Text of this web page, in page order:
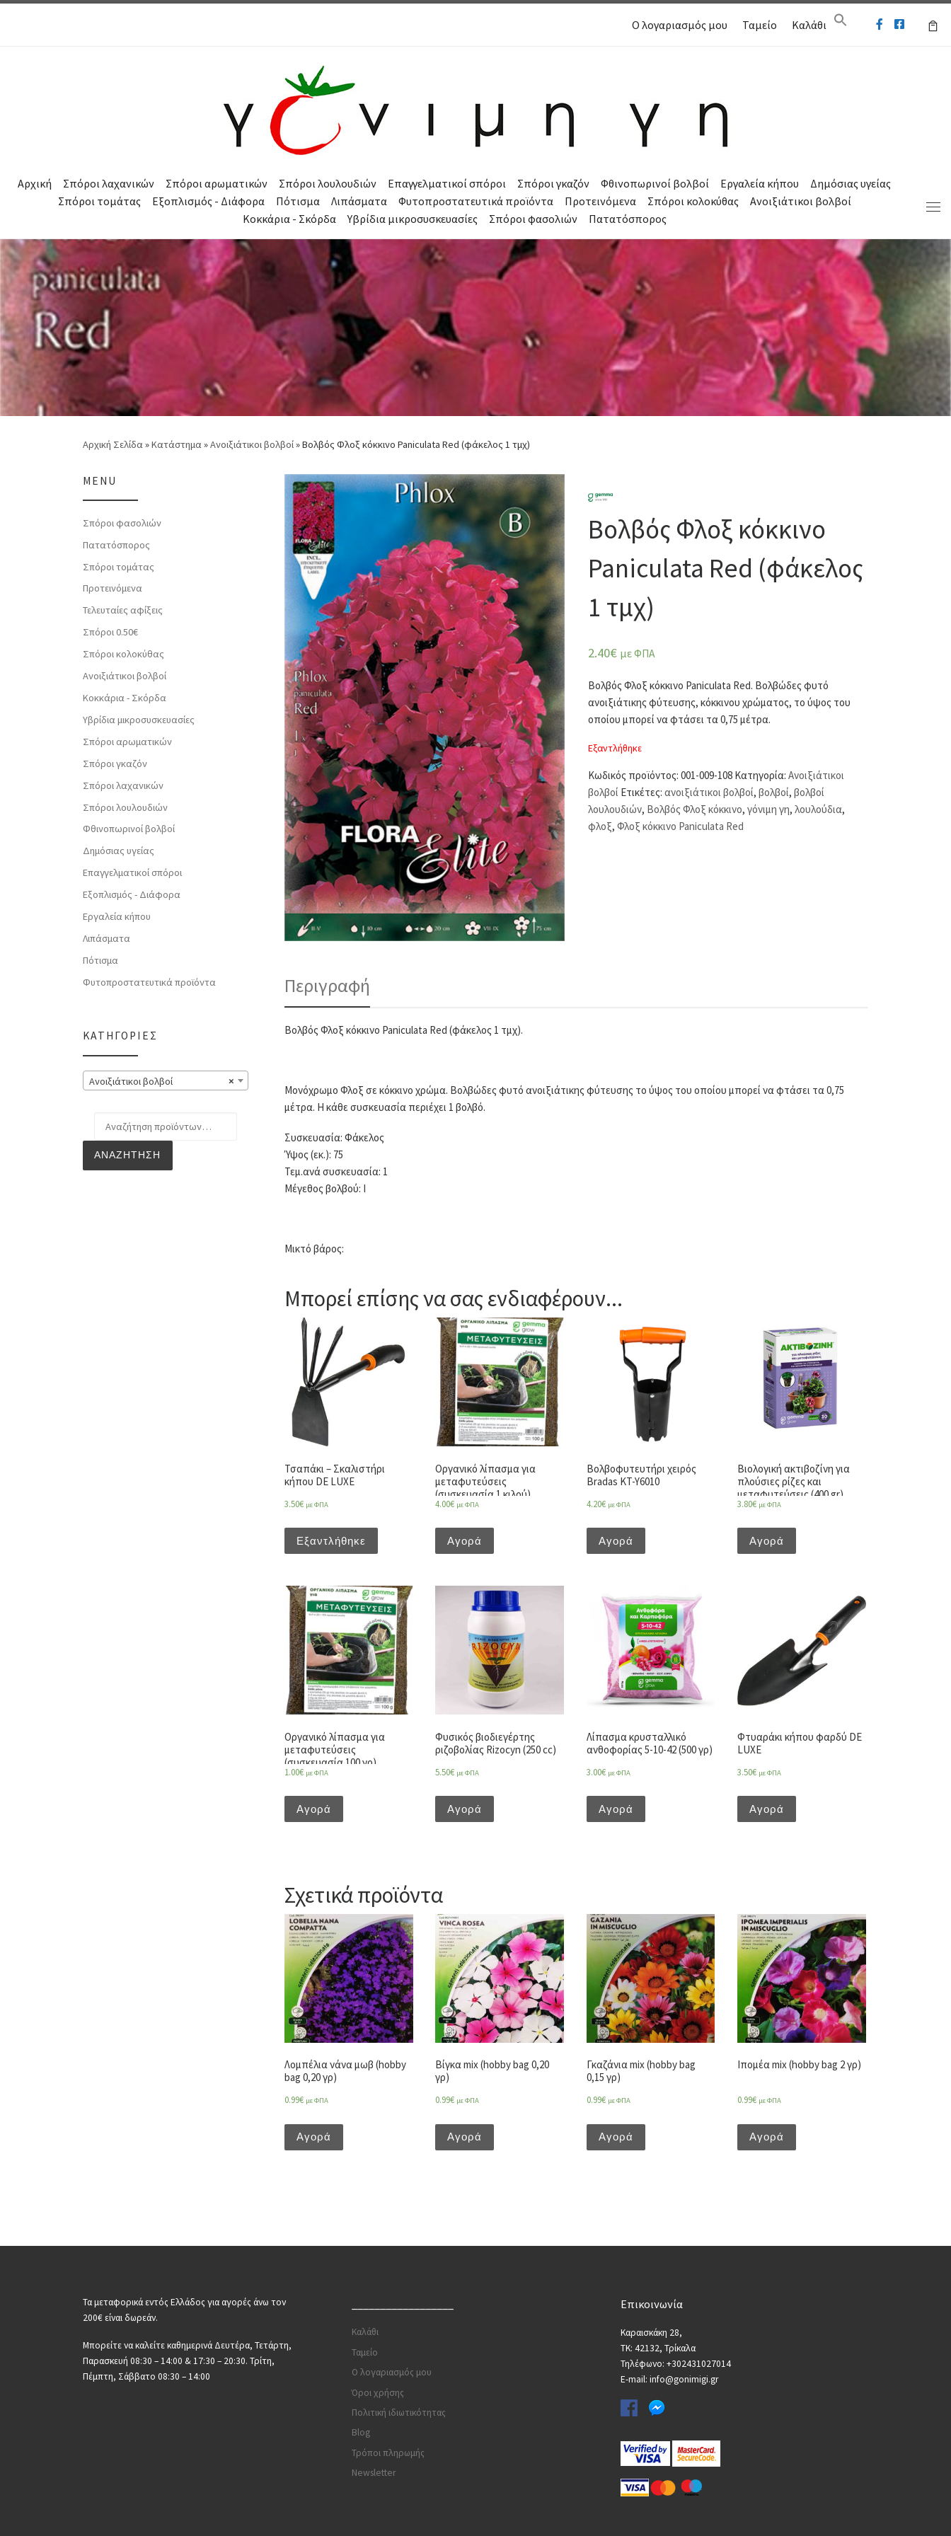
Ο λογαριασμός μου Ταμείο Καλάθι
Αρχική Σπόροι λαχανικών Σπόροι αρωματικών Σπόροι λουλουδιών Επαγγελματικοί σπόροι Σπόροι γκαζόν Φθινοπωρινοί βολβοί Εργαλεία κήπου
Δημόσιας υγείας
Σπόροι τομάτας
Εξοπλισμός - Διάφορα Πότισμα Λιπάσματα Φυτοπροστατευτικά προϊόντα Προτεινόμενα Σπόροι κολοκύθας
Ανοιξιάτικοι βολβοί
Κοκκάρια - Σκόρδα
Υβρίδια μικροσυσκευασίες Σπόροι φασολιών Πατατόσπορος
Αρχική Σελίδα »Κατάστημα »Ανοιξιάτικοι βολβοί»Βολβός Φλοξ κόκκινο Paniculata Red (φάκελος 1 τμχ)
Βολβός Φλοξ κόκκινο
Paniculata Red (φάκελος
1 τμχ)
2.40€ με ΦΠΑ
Βολβός Φλοξ κόκκινο Paniculata Red. Βολβώδες φυτό
ανοιξιάτικης φύτευσης, κόκκινου χρώματος, το ύψος του
οποίου μπορεί να φτάσει τα 0,75 μέτρα.
Εξαντλήθηκε
Κωδικός προϊόντος: 001-009-108 Κατηγορία: Ανοιξιάτικοι
βολβοί Ετικέτες: ανοιξιάτικοι βολβοί, βολβοί, βολβοί
λουλουδιών, Βολβός Φλοξ κόκκινο, γόνιμη γη, λουλούδια,
φλοξ, Φλοξ κόκκινο Paniculata Red
Περιγραφή
Βολβός Φλοξ κόκκινο Paniculata Red (φάκελος 1 τμχ).
Μονόχρωμο Φλοξ σε κόκκινο χρώμα. Βολβώδες φυτό ανοιξιάτικης φύτευσης το ύψος του οποίου μπορεί να φτάσει τα 0,75
μέτρα. Η κάθε συσκευασία περιέχει 1 βολβό.
Συσκευασία: Φάκελος
Ύψος (εκ.): 75
Τεμ.ανά συσκευασία: 1
Μέγεθος βολβού: I
Μικτό βάρος:
Μπορεί επίσης να σας ενδιαφέρουν...
Τσαπάκι – Σκαλιστήρι
κήπου DE LUXE
3.50€ με ΦΠΑ
Εξαντλήθηκε
Οργανικό λίπασμα για
μεταφυτεύσεις
(συσκευασία 1 κιλού)
4.00€ με ΦΠΑ
Αγορά
Βολβοφυτευτήρι χειρός
Bradas KT-Y6010
4.20€ με ΦΠΑ
Αγορά
Βιολογική ακτιβοζίνη για
πλούσιες ρίζες και
μεταφυτεύσεις (400 gr)
3.80€ με ΦΠΑ
Αγορά
Οργανικό λίπασμα για
μεταφυτεύσεις
(συσκευασία 100 γρ)
1.00€ με ΦΠΑ
Αγορά
Φυσικός βιοδιεγέρτης
ριζοβολίας Rizocyn (250 cc)
5.50€ με ΦΠΑ
Αγορά
Λίπασμα κρυσταλλικό
ανθοφορίας 5-10-42 (500 γρ)
3.00€ με ΦΠΑ
Αγορά
Φτυαράκι κήπου φαρδύ DE
LUXE
3.50€ με ΦΠΑ
Αγορά
Σχετικά προϊόντα
Λομπέλια νάνα μωβ (hobby
bag 0,20 γρ)
0.99€ με ΦΠΑ
Αγορά
Βίγκα mix (hobby bag 0,20
γρ)
0.99€ με ΦΠΑ
Αγορά
Γκαζάνια mix (hobby bag
0,15 γρ)
0.99€ με ΦΠΑ
Αγορά
Ιπομέα mix (hobby bag 2 γρ)
0.99€ με ΦΠΑ
Αγορά
MENU
Σπόροι φασολιών
Πατατόσπορος
Σπόροι τομάτας
Προτεινόμενα
Τελευταίες αφίξεις
Σπόροι 0.50€
Σπόροι κολοκύθας
Ανοιξιάτικοι βολβοί
Κοκκάρια - Σκόρδα
Υβρίδια μικροσυσκευασίες
Σπόροι αρωματικών
Σπόροι γκαζόν
Σπόροι λαχανικών
Σπόροι λουλουδιών
Φθινοπωρινοί βολβοί
Δημόσιας υγείας
Επαγγελματικοί σπόροι
Εξοπλισμός - Διάφορα
Εργαλεία κήπου
Λιπάσματα
Πότισμα
Φυτοπροστατευτικά προϊόντα
ΚΑΤΗΓΟΡΊΕΣ
×
Ανοιξιάτικοι βολβοί
ΑΝΑΖΉΤΗΣΗ
Τα μεταφορικά εντός Ελλάδος για αγορές άνω τον
200€ είναι δωρεάν.
Μπορείτε να καλείτε καθημερινά Δευτέρα, Τετάρτη,
Παρασκευή 08:30 – 14:00 & 17:30 – 20:30. Τρίτη,
Πέμπτη, Σάββατο 08:30 – 14:00
Καλάθι
Ταμείο
Ο λογαριασμός μου
Όροι χρήσης
Πολιτική ιδιωτικότητας
Blog
Τρόποι πληρωμής
Newsletter
Επικοινωνία
Καραισκάκη 28,
ΤΚ: 42132, Τρίκαλα
Τηλέφωνο: +302431027014
E-mail: info@gonimigi.gr